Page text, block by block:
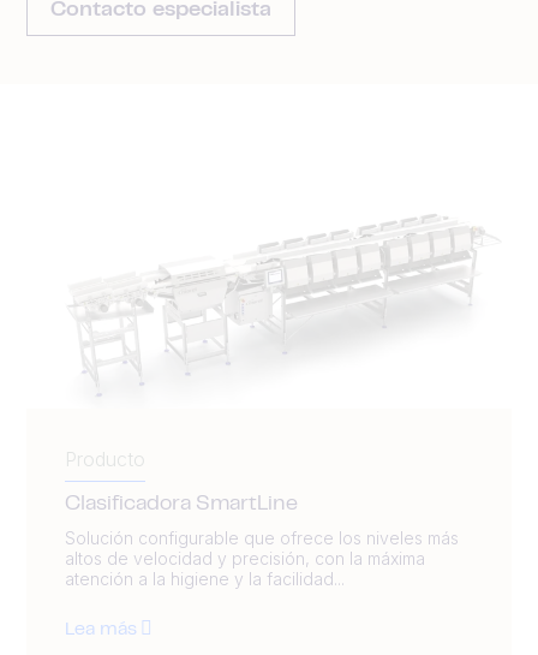
Contacto especialista
Producto
Clasificadora SmartLine
Solución configurable que ofrece los niveles más
altos de velocidad y precisión, con la máxima
atención a la higiene y la facilidad...
Lea más